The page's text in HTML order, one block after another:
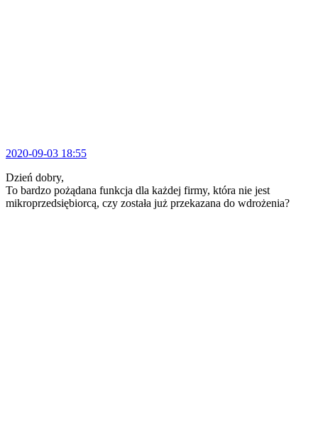
2020-09-03 18:55
Dzień dobry,
To bardzo pożądana funkcja dla każdej firmy, która nie jest
mikroprzedsiębiorcą, czy została już przekazana do wdrożenia?